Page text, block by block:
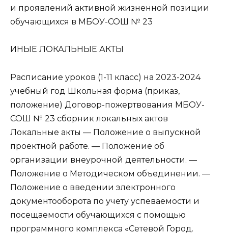
и проявлений активной жизненной позиции
обучающихся в МБОУ-СОШ № 23
ИНЫЕ ЛОКАЛЬНЫЕ АКТЫ
Расписание уроков (1-11 класс) на 2023-2024
учебный год Школьная форма (приказ,
положение) Договор-пожертвования МБОУ-
СОШ № 23 сборник локальных актов
Локальные акты — Положение о выпускной
проектной работе. — Положение об
организации внеурочной деятельности. —
Положение о Методическом объединении. —
Положение о введении электронного
документооборота по учету успеваемости и
посещаемости обучающихся с помощью
программного комплекса «Сетевой Город.